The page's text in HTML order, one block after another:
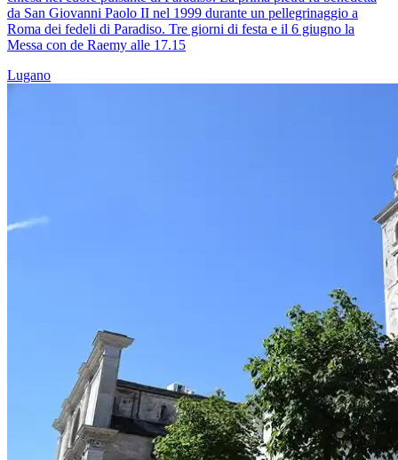
da San Giovanni Paolo II nel 1999 durante un pellegrinaggio a
Roma dei fedeli di Paradiso. Tre giorni di festa e il 6 giugno la
Messa con de Raemy alle 17.15
Lugano